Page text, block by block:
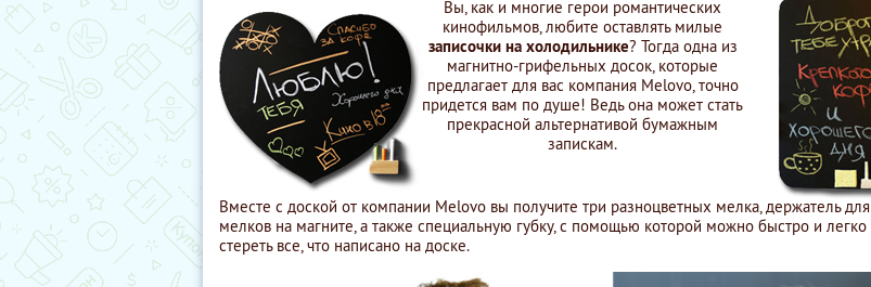
Вы, как и многие герои романтических
кинофильмов, любите оставлять милые
записочки на холодильнике? Тогда одна из
магнитно-грифельных досок, которые
предлагает для вас компания Melovo, точно
придется вам по душе! Ведь она может стать
прекрасной альтернативой бумажным
запискам.
Вместе с доской от компании Melovo вы получите три разноцветных мелка, держатель для
мелков на магните, а также специальную губку, с помощью которой можно быстро и легко
стереть все, что написано на доске.